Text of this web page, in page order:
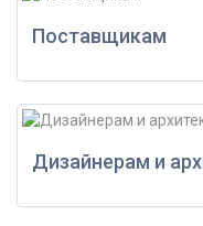
Поставщикам
Дизайнерам и